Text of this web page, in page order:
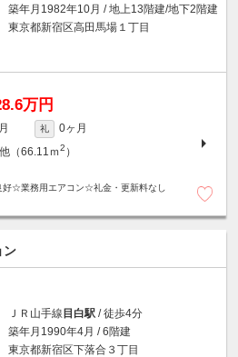
築年月1982年10月 / 地上13階建/地下2階建
東京都新宿区高田馬場１丁目
万円
礼
0ヶ月
（66.11ｍ2 ）
好☆業務用エアコン☆礼金・更新料なし
ン
ＪＲ山手線目白駅 / 徒歩4分
築年月1990年4月 / 6階建
東京都新宿区下落合３丁目